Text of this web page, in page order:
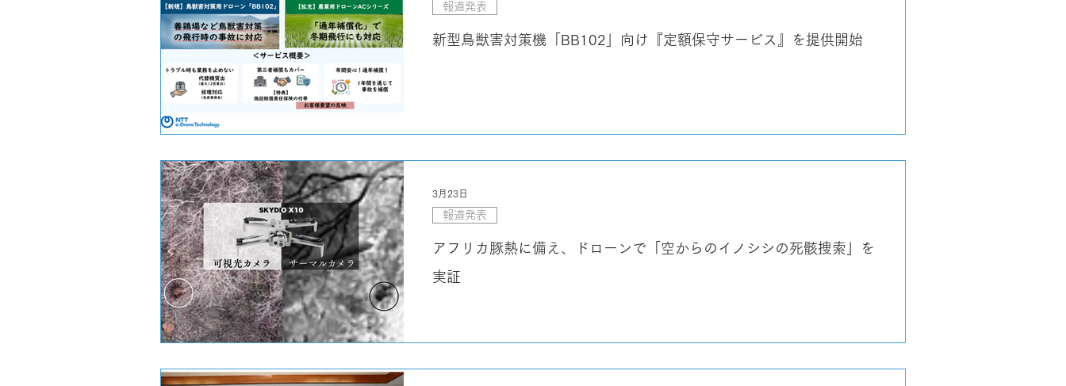
新型鳥獣害対策機「BB102」向け『定額保守サービス』を提供開始
報道発表
アフリカ豚熱に備え、ドローンで「空からのイノシシの死骸捜索」を
実証
報道発表
3月23日